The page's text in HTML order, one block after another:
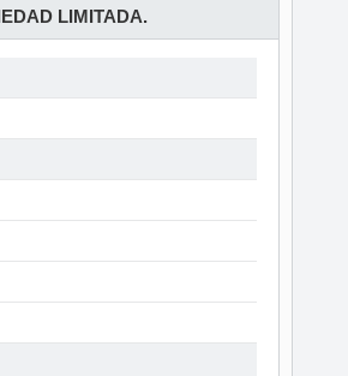
LIMITADA.